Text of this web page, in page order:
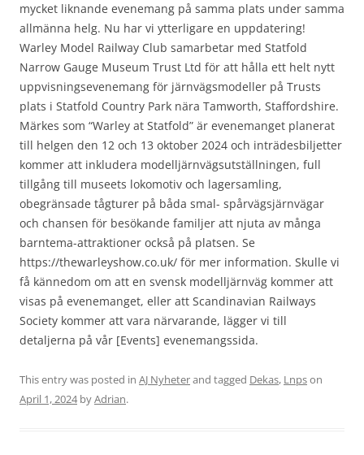
mycket liknande evenemang på samma plats under samma
allmänna helg. Nu har vi ytterligare en uppdatering!
Warley Model Railway Club samarbetar med Statfold
Narrow Gauge Museum Trust Ltd för att hålla ett helt nytt
uppvisningsevenemang för järnvägsmodeller på Trusts
plats i Statfold Country Park nära Tamworth, Staffordshire.
Märkes som “Warley at Statfold” är evenemanget planerat
till helgen den 12 och 13 oktober 2024 och inträdesbiljetter
kommer att inkludera modelljärnvägsutställningen, full
tillgång till museets lokomotiv och lagersamling,
obegränsade tågturer på båda smal- spårvägsjärnvägar
och chansen för besökande familjer att njuta av många
barntema-attraktioner också på platsen. Se
https://thewarleyshow.co.uk/ för mer information. Skulle vi
få kännedom om att en svensk modelljärnväg kommer att
visas på evenemanget, eller att Scandinavian Railways
Society kommer att vara närvarande, lägger vi till
detaljerna på vår [Events] evenemangssida.
This entry was posted in AJ Nyheterand tagged Dekas, Lnpson
April 1, 2024byAdrian.